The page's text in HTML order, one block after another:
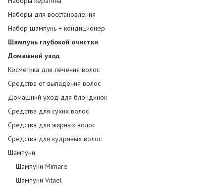
Наборы для восстановления
Набор шампунь + кондиционер
Шампунь глубокой очистки
Домашний уход
Косметика для лечения волос
Средства от выпадения волос
Домашний уход для блондинок
Средства для сухих волос
Средства для жирных волос
Средства для кудрявых волос
Шампуни
Шампуни Mimare
Шампуни Vitael